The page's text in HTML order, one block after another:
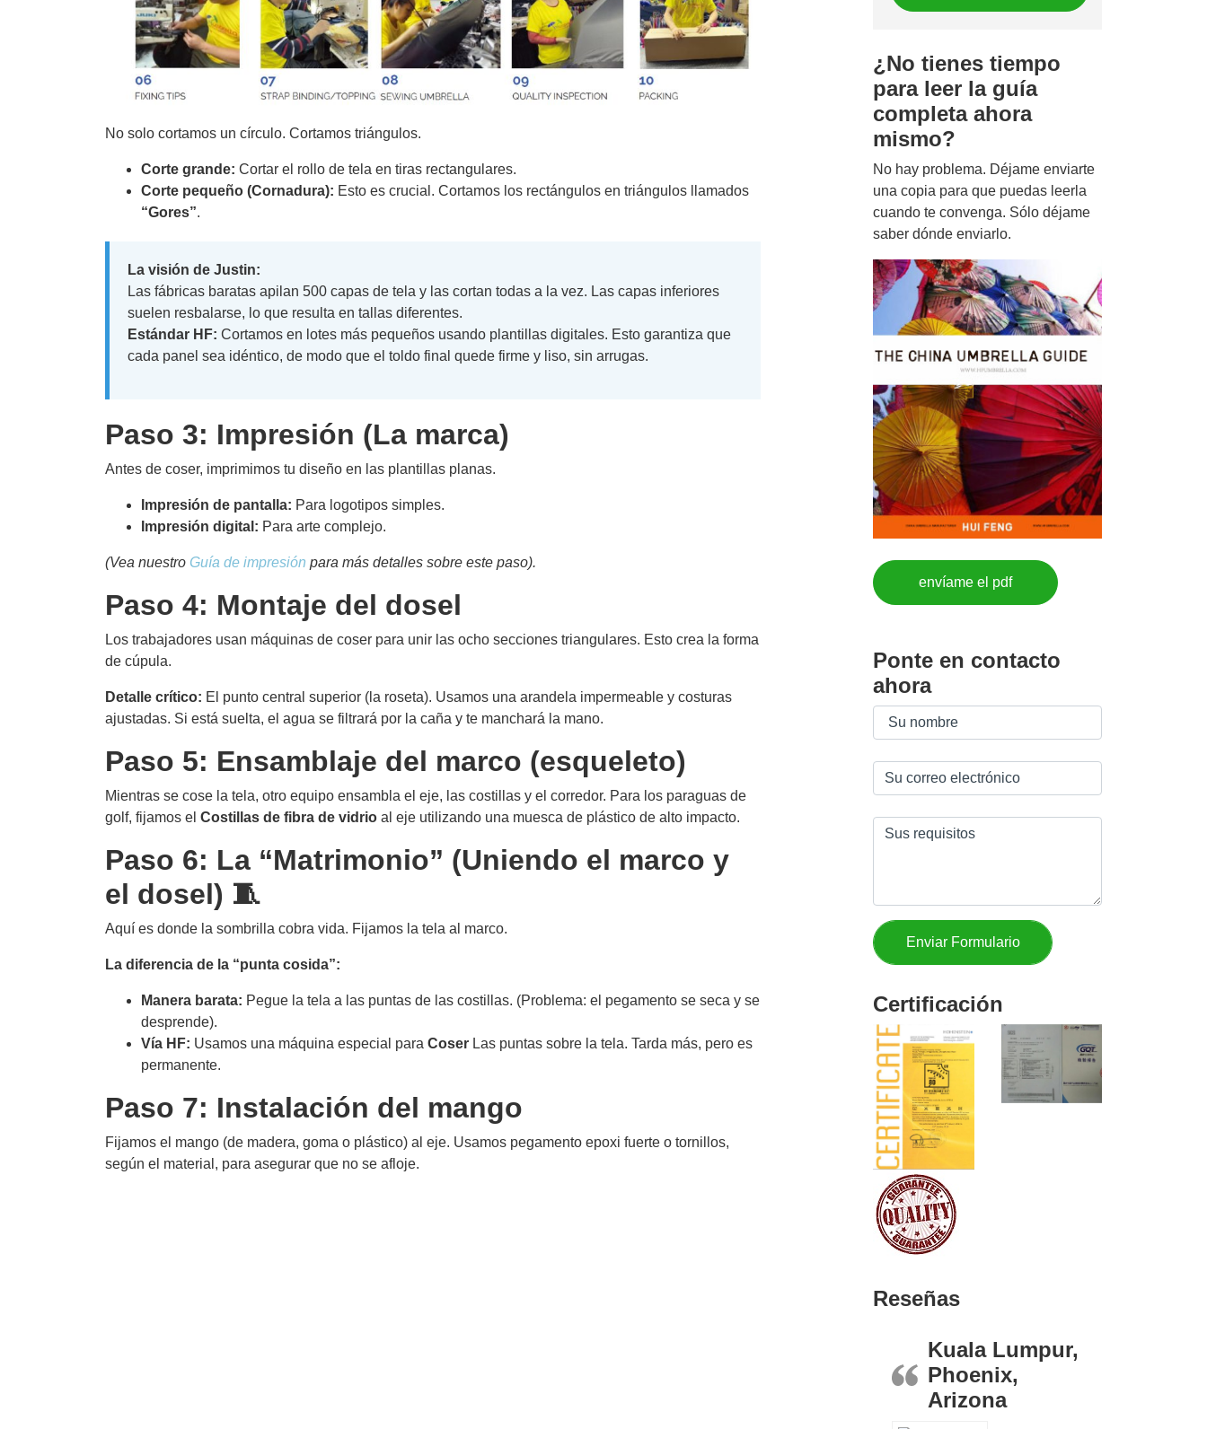
No solo cortamos un círculo. Cortamos triángulos.
Corte grande: Cortar el rollo de tela en tiras rectangulares.
Corte pequeño (Cornadura): Esto es crucial. Cortamos los rectángulos en triángulos llamados
“Gores”.
La visión de Justin:
Las fábricas baratas apilan 500 capas de tela y las cortan todas a la vez. Las capas inferiores
suelen resbalarse, lo que resulta en tallas diferentes.
Estándar HF: Cortamos en lotes más pequeños usando plantillas digitales. Esto garantiza que
cada panel sea idéntico, de modo que el toldo final quede firme y liso, sin arrugas.
Paso 3: Impresión (La marca)
Antes de coser, imprimimos tu diseño en las plantillas planas.
Impresión de pantalla: Para logotipos simples.
Impresión digital: Para arte complejo.
(Vea nuestro Guía de impresión para más detalles sobre este paso).
Paso 4: Montaje del dosel
Los trabajadores usan máquinas de coser para unir las ocho secciones triangulares. Esto crea la forma
de cúpula.
Detalle crítico: El punto central superior (la roseta). Usamos una arandela impermeable y costuras
ajustadas. Si está suelta, el agua se filtrará por la caña y te manchará la mano.
Paso 5: Ensamblaje del marco (esqueleto)
Mientras se cose la tela, otro equipo ensambla el eje, las costillas y el corredor. Para los paraguas de
golf, fijamos el Costillas de fibra de vidrio al eje utilizando una muesca de plástico de alto impacto.
Paso 6: La “Matrimonio” (Uniendo el marco y
el dosel) 🧵
Aquí es donde la sombrilla cobra vida. Fijamos la tela al marco.
La diferencia de la “punta cosida”:
Manera barata: Pegue la tela a las puntas de las costillas. (Problema: el pegamento se seca y se
desprende).
Vía HF: Usamos una máquina especial para Coser Las puntas sobre la tela. Tarda más, pero es
permanente.
Paso 7: Instalación del mango
Fijamos el mango (de madera, goma o plástico) al eje. Usamos pegamento epoxi fuerte o tornillos,
según el material, para asegurar que no se afloje.
¿No tienes tiempo
para leer la guía
completa ahora
mismo?
No hay problema. Déjame enviarte
una copia para que puedas leerla
cuando te convenga. Sólo déjame
saber dónde enviarlo.
envíame el pdf
Ponte en contacto
ahora
Certificación
Reseñas
Kuala Lumpur,
Phoenix,
Arizona